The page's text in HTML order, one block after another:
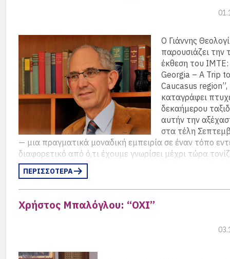
σχέσεις» με την Άγκυρα και «υποστηρίζει ενεργά ότι η
αρχιτεκτονική ασφάλειας», επισημαίνει ο Ρόναλντ
(περισσότερα…)
Ο Γιάννης
παρουσιάζει την
έκθεση του
Georgia – A Trip
Caucasus
καταγράφει
δεκαήμερου
αυτήν την
στα τέλη
— μια πραγματικά μοναδική εμπειρία σε έναν τόπο
διαφορετικό από ό,τι έχουμε γνωρίσει μέχρι τώρα
ταυτόχρονα ότι: “Οι θέσεις και οι προβλέψεις μας δεν
αξίωση ότι τα περιγραφόμενα γεγονότα και οι εξελίξεις
υλοποιηθούν ή ότι οι εκτιμήσεις μας μπορεί να είναι
από άλλες αναλύσεις”.
ΠΕΡΙΣΣΟΤΕΡΑ
Χρήστος Μπαλόγλου: “ΟΧΙ”